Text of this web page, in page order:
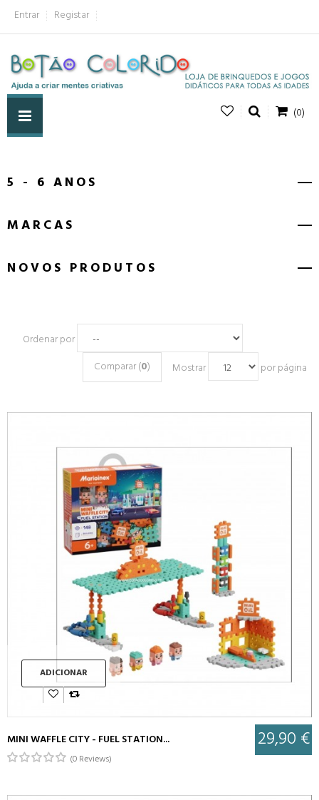
Entrar Registar
(0)
5 - 6 ANOS
MARCAS
NOVOS PRODUTOS
Ordenar por
Mostrar
por página
Comparar (0)
ADICIONAR
MINI WAFFLE CITY - FUEL STATION... 29,90 €
(0 Reviews)